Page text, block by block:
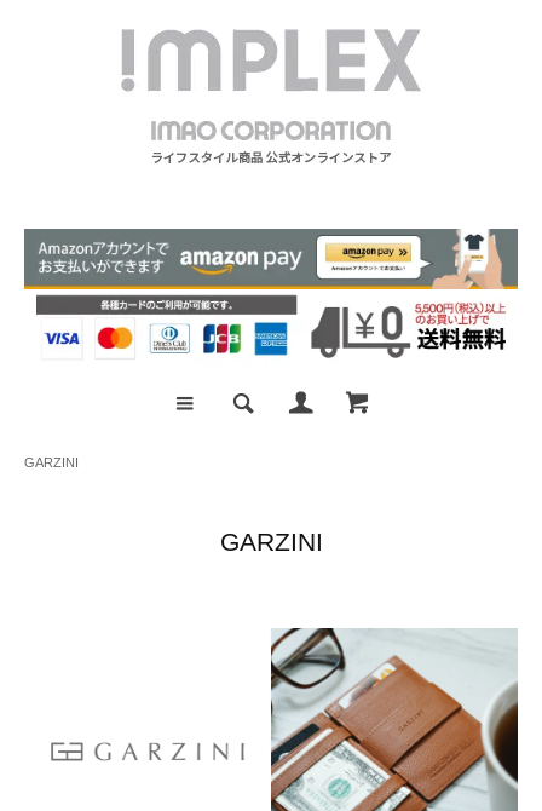
GARZINI
GARZINI